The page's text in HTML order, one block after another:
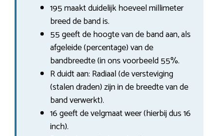
195 maakt duidelijk hoeveel millimeter
breed de band is.
55 geeft de hoogte van de band aan, als
afgeleide (percentage) van de
bandbreedte (in ons voorbeeld 55%.
R duidt aan: Radiaal (de versteviging
(stalen draden) zijn in de breedte van de
band verwerkt).
16 geeft de velgmaat weer (hierbij dus 16
inch).